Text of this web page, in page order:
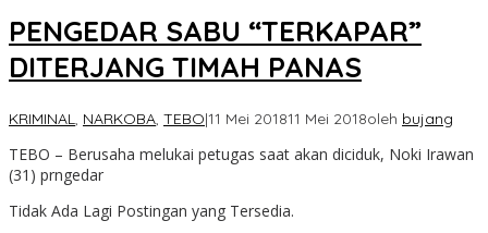
PENGEDAR SABU “TERKAPAR”
DITERJANG TIMAH PANAS
KRIMINAL, NARKOBA, TEBO|11 Mei 201811 Mei 2018oleh bujang
TEBO – Berusaha melukai petugas saat akan diciduk, Noki Irawan
(31) prngedar
Tidak Ada Lagi Postingan yang Tersedia.